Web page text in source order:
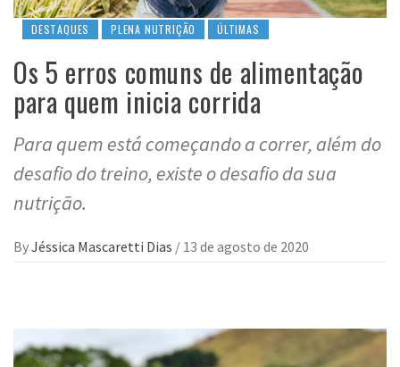
DESTAQUES PLENA NUTRIÇÃO ÚLTIMAS
Os 5 erros comuns de alimentação
para quem inicia corrida
Para quem está começando a correr, além do
desafio do treino, existe o desafio da sua
nutrição.
ByJéssica Mascaretti Dias / 13 de agosto de 2020